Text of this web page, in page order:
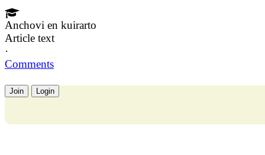
Anchovi en kuirarto
Article text
·
Comments
Join Login